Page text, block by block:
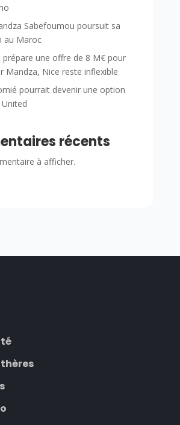
Sabefoumou poursuit sa
au Maroc
prépare une offre de 8 M€ pour
Mandza, Nice reste inflexible
pourrait devenir une option
récents
à afficher.